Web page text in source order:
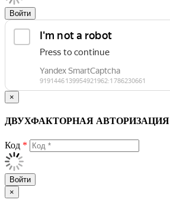
Войти
×
ДВУХФАКТОРНАЯ АВТОРИЗАЦИЯ
Код *
Войти
×